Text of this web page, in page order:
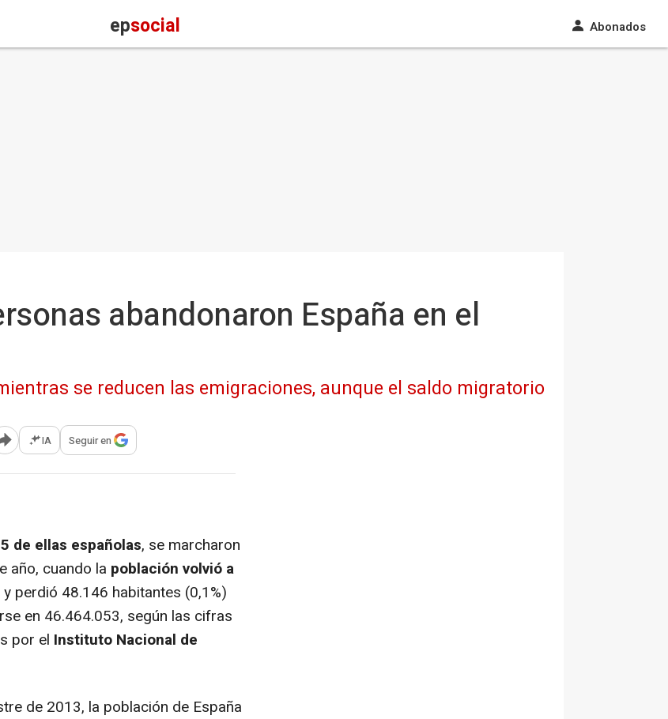
epsocial Abonados
abandonaron España en el
Abrir opciones para compartir
IA Seguir en
de ellas españolas, se marcharon
año, cuando la población volvió a
perdió 48.146 habitantes (0,1%)
en 46.464.053, según las cifras
por el Instituto Nacional de
de 2013, la población de España